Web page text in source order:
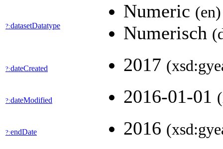
?:datasetDatatype
Numeric (en)
Numerisch
?:dateCreated 2017
?:dateModified 2016-01-01
?:endDate 2016